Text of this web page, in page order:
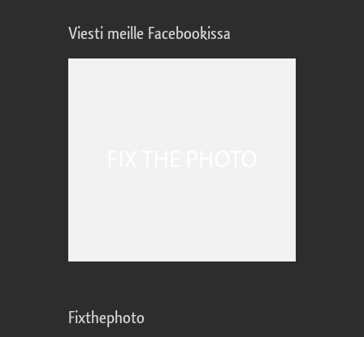
Viesti meille Facebookissa
Fixthephoto